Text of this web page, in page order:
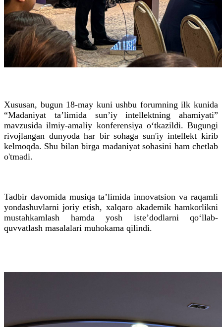
Xususan, bugun 18-may kuni ushbu forumning ilk kunida
“Madaniyat ta’limida sun’iy intellektning ahamiyati”
mavzusida ilmiy-amaliy konferensiya o‘tkazildi. Bugungi
rivojlangan dunyoda har bir sohaga sun'iy intellekt kirib
kelmoqda. Shu bilan birga madaniyat sohasini ham chetlab
o'tmadi.
Tadbir davomida musiqa ta’limida innovatsion va raqamli
yondashuvlarni joriy etish, xalqaro akademik hamkorlikni
mustahkamlash hamda yosh iste’dodlarni qo‘llab-
quvvatlash masalalari muhokama qilindi.